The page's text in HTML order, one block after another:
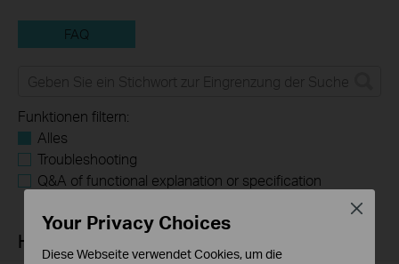
FAQ
Funktionen filtern:
Alles
Troubleshooting
Q&A of functional explanation or specification
Häufig gestellte Fragen
Your Privacy Choices
Diese Webseite verwendet Cookies, um die
Close